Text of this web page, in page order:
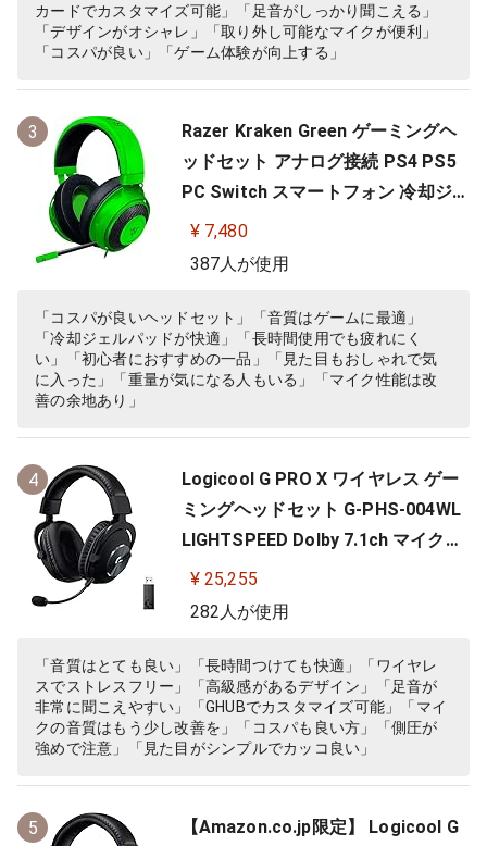
PS4 PS5 Nintendo Switch 【日本…
カードでカスタマイズ可能」「足音がしっかり聞こえる」
「デザインがオシャレ」「取り外し可能なマイクが便利」
「コスパが良い」「ゲーム体験が向上する」
3
Razer Kraken Green ゲーミングヘ
ッドセット アナログ接続 PS4 PS5
PC Switch スマートフォン 冷却ジェ
ルパッド 【日本正規代理店保証品】
RZ04-02830200-R3M
¥ 7,480
387人が使用
「コスパが良いヘッドセット」「音質はゲームに最適」
「冷却ジェルパッドが快適」「長時間使用でも疲れにく
い」「初心者におすすめの一品」「見た目もおしゃれで気
に入った」「重量が気になる人もいる」「マイク性能は改
善の余地あり」
4
Logicool G PRO X ワイヤレス ゲー
ミングヘッドセット G-PHS-004WL
LIGHTSPEED Dolby 7.1ch マイク付
き 20時間連続使用可能 軽量 充電式
PS5 PS4 PC ゲーミング ヘッドセッ
004 ブラック 国内正規品 【 ファイ
ナルファンタジー XIV 推奨モ…
¥ 25,255
282人が使用
「音質はとても良い」「長時間つけても快適」「ワイヤレ
スでストレスフリー」「高級感があるデザイン」「足音が
非常に聞こえやすい」「GHUBでカスタマイズ可能」「マイ
クの音質はもう少し改善を」「コスパも良い方」「側圧が
強めで注意」「見た目がシンプルでカッコ良い」
5
【Amazon.co.jp限定】 Logicool G